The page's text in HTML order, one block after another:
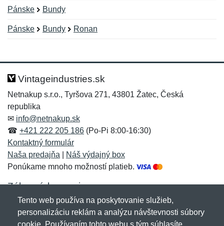
Pánske Bundy
Pánske Bundy Ronan
Hodnotenie:
Meno:*
E-mail:
Správa*
Meno:
E-mail:*
Správa*
Vintageindustries.sk
Netnakup s.r.o., Tyršova 271, 43801 Žatec, Česká
republika
✉ info@netnakup.sk
☎ +421 222 205 186 (Po-Pi 8:00-16:30)
Kontaktný formulár
Naša predajňa
Náš výdajný box
Ponúkame mnoho možností platieb.
Zákaznícky servis
Novinky emailom
Tento web používa na poskytovanie služieb,
personalizáciu reklám a analýzu návštevnosti súbory
cookie. Používaním tohto webu s tým súhlasíte.